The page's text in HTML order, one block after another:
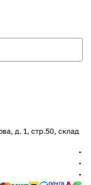
д. 1, стр.50, склад